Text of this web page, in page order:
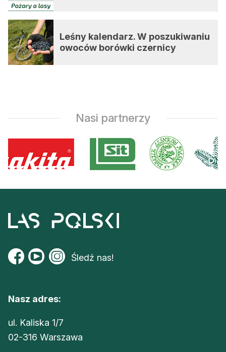
Leśny kalendarz. W poszukiwaniu
owoców borówki czernicy
Nasi partnerzy
Śledź nas!
Nasz adres:
ul. Kaliska 1/7
02-316 Warszawa